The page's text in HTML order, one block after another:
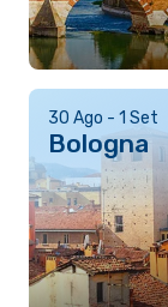
30 Ago - 1 Set
Bologna